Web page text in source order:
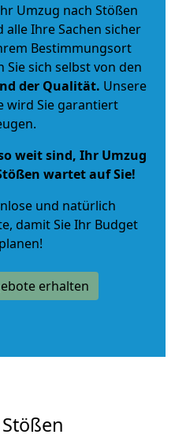
Umzug nach Stößen
Ihre Sachen sicher
Bestimmungsort
sich selbst von den
der Qualität. Unsere
wird Sie garantiert
weit sind, Ihr Umzug
wartet auf Sie!
und natürlich
, damit Sie Ihr Budget
erhalten